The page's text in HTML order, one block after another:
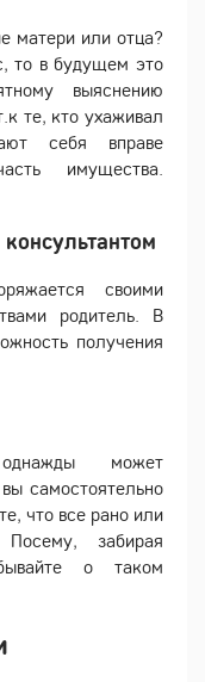
матери или отца?
то в будущем это
выяснению
те, кто ухаживал
себя вправе
имущества.
своими
родитель. В
получения
может
самостоятельно
что все рано или
забирая
о таком